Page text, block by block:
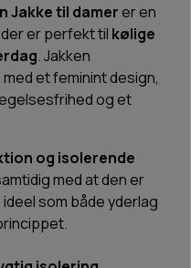
Jakke til damerer en
er perfekt til kølige
. Jakken
et feminint design,
og et
og isolerende
med at den er
som både yderlag